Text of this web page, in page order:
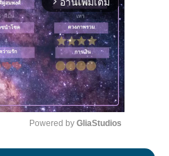
arrow_forward_ios
Mute
Powered by GliaStudios